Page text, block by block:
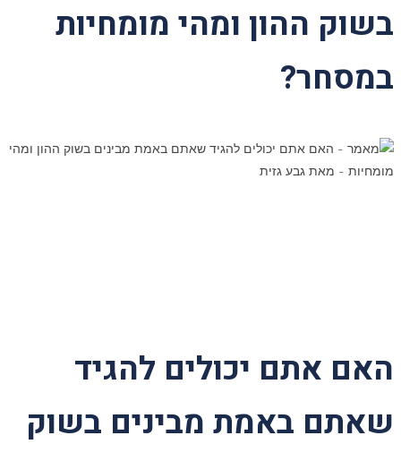
בשוק ההון ומהי מומחיות
במסחר?
האם אתם יכולים להגיד
שאתם באמת מבינים בשוק